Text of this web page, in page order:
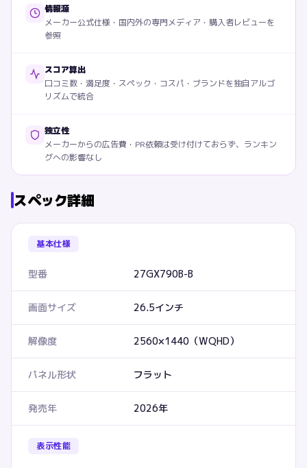
情報源
メーカー公式仕様・国内外の専門メディア・購入者レビューを
参照
スコア算出
口コミ数・満足度・スペック・コスパ・ブランドを独自アルゴ
リズムで統合
独立性
メーカーからの広告費・PR依頼は受け付けておらず、ランキン
グへの影響なし
スペック詳細
基本仕様
型番 27GX790B-B
画面サイズ 26.5インチ
解像度 2560×1440（WQHD）
パネル形状 フラット
発売年 2026年
表示性能